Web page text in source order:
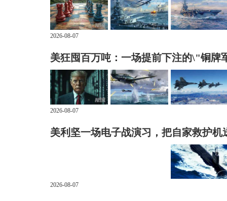
2026-08-07
美狂囤百万吨：一场提前下注的\"铜牌
2026-08-07
美利坚一场电子战演习，把自家救护机
2026-08-07